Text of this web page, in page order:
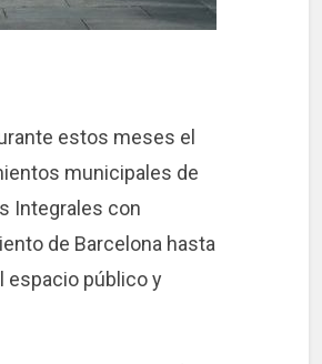
estos meses el
municipales de
Integrales con
de Barcelona hasta
espacio público y